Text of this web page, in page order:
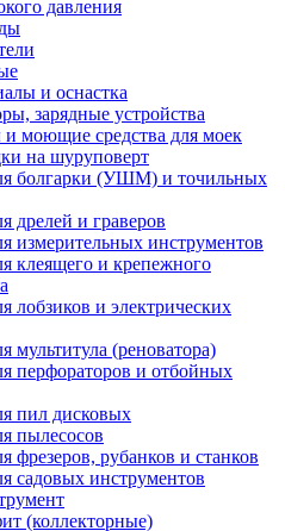
давления
и оснастка
зарядные устройства
и моющие средства для моек
на шуруповерт
болгарки (УШМ) и точильных
дрелей и граверов
измерительных инструментов
клеящего и крепежного
лобзиков и электрических
мультитула (реноватора)
перфораторов и отбойных
пил дисковых
пылесосов
фрезеров, рубанков и станков
садовых инструментов
(коллекторные)